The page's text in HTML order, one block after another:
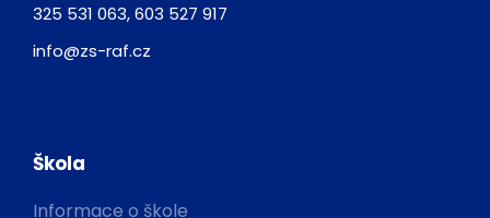
325 531 063, 603 527 917
info@zs-raf.cz
Škola
Informace o škole